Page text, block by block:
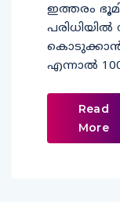
ഇത്തരം
പരിധിയില്‍
കൊടുക്കാന്‍
എന്നാല്‍
Read
More